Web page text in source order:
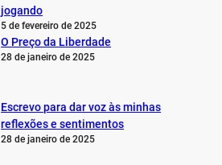
jogando
5 de fevereiro de 2025
O Preço da Liberdade
28 de janeiro de 2025
Escrevo para dar voz às minhas
reflexões e sentimentos
28 de janeiro de 2025